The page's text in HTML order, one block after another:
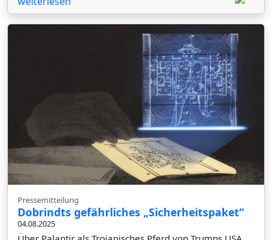
Pressemitteilung
Dobrindts gefährliches „Sicherheitspaket“
04.08.2025